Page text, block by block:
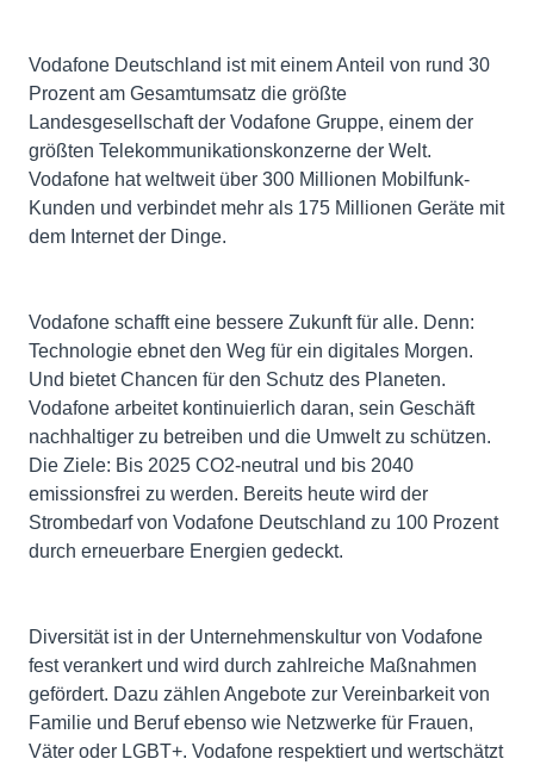
Vodafone Deutschland ist mit einem Anteil von rund 30
Prozent am Gesamtumsatz die größte
Landesgesellschaft der Vodafone Gruppe, einem der
größten Telekommunikationskonzerne der Welt.
Vodafone hat weltweit über 300 Millionen Mobilfunk-
Kunden und verbindet mehr als 175 Millionen Geräte mit
dem Internet der Dinge.
Vodafone schafft eine bessere Zukunft für alle. Denn:
Technologie ebnet den Weg für ein digitales Morgen.
Und bietet Chancen für den Schutz des Planeten.
Vodafone arbeitet kontinuierlich daran, sein Geschäft
nachhaltiger zu betreiben und die Umwelt zu schützen.
Die Ziele: Bis 2025 CO2-neutral und bis 2040
emissionsfrei zu werden. Bereits heute wird der
Strombedarf von Vodafone Deutschland zu 100 Prozent
durch erneuerbare Energien gedeckt.
Diversität ist in der Unternehmenskultur von Vodafone
fest verankert und wird durch zahlreiche Maßnahmen
gefördert. Dazu zählen Angebote zur Vereinbarkeit von
Familie und Beruf ebenso wie Netzwerke für Frauen,
Väter oder LGBT+. Vodafone respektiert und wertschätzt